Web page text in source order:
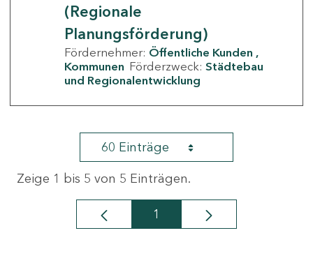
(Regionale
Planungsförderung)
Fördernehmer: Öffentliche Kunden
Kommunen Förderzweck: Städtebau
und Regionalentwicklung
60 Einträge
Zeige 1 bis 5 von 5 Einträgen.
Seite
1